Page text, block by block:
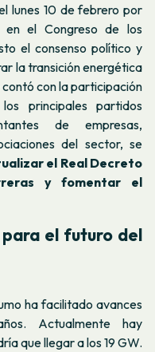
lunes 10 de febrero por
el Congreso de los
el consenso político y
la transición energética
con la participación
principales partidos
de empresas,
del sector, se
el Real Decreto
y fomentar el
el futuro del
ha facilitado avances
Actualmente hay
que llegar a los 19 GW.